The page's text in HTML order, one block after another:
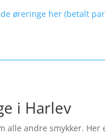
øreringe her (betalt
i Harlev
alle andre smykker.